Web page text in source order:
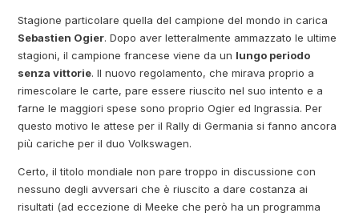
Stagione particolare quella del campione del mondo in carica
Sebastien Ogier. Dopo aver letteralmente ammazzato le ultime
stagioni, il campione francese viene da un lungo periodo
senza vittorie. Il nuovo regolamento, che mirava proprio a
rimescolare le carte, pare essere riuscito nel suo intento e a
farne le maggiori spese sono proprio Ogier ed Ingrassia. Per
questo motivo le attese per il Rally di Germania si fanno ancora
più cariche per il duo Volkswagen.
Certo, il titolo mondiale non pare troppo in discussione con
nessuno degli avversari che è riuscito a dare costanza ai
risultati (ad eccezione di Meeke che però ha un programma